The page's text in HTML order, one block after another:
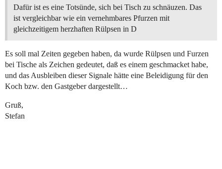
Dafür ist es eine Totsünde, sich bei Tisch zu schnäuzen. Das
ist vergleichbar wie ein vernehmbares Pfurzen mit
gleichzeitigem herzhaften Rülpsen in D
Es soll mal Zeiten gegeben haben, da wurde Rülpsen und Furzen
bei Tische als Zeichen gedeutet, daß es einem geschmacket habe,
und das Ausbleiben dieser Signale hätte eine Beleidigung für den
Koch bzw. den Gastgeber dargestellt…
Gruß,
Stefan